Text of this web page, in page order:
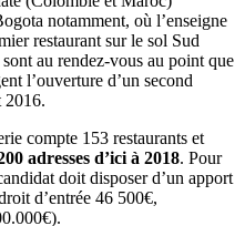
notamment, où l’enseigne
restaurant sur le sol Sud
au rendez-vous au point que
l’ouverture d’un second
2016.
compte 153 restaurants et
adresses d’ici à 2018. Pour
doit disposer d’un apport
d’entrée 46 500€,